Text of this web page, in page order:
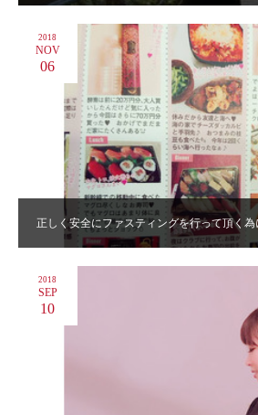
正しく安全にファスティングを行って頂く為
2018
NOV
06
2018
SEP
10